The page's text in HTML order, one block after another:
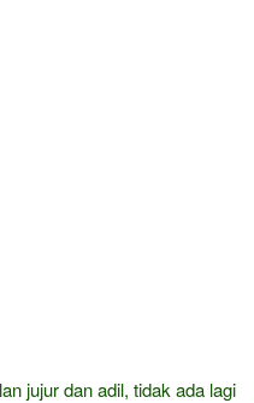
jujur dan adil, tidak ada lagi